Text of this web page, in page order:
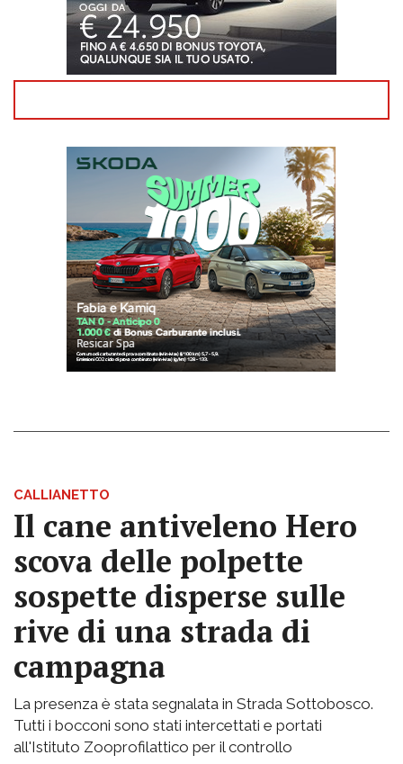
CALLIANETTO
Il cane antiveleno Hero
scova delle polpette
sospette disperse sulle
rive di una strada di
campagna
La presenza è stata segnalata in Strada Sottobosco.
Tutti i bocconi sono stati intercettati e portati
all'Istituto Zooprofilattico per il controllo